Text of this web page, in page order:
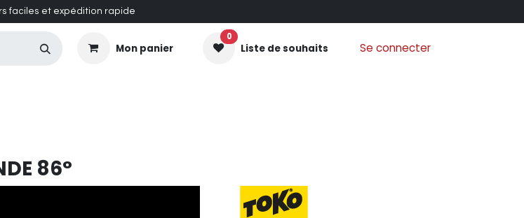
faciles et expédition rapide
Mon panier
0
Liste de souhaits Se connecter
86°